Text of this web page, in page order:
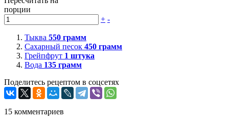
порции
+ -
Тыква 550 грамм
Сахарный песок 450 грамм
Грейпфрут 1 штука
Вода 135 грамм
Поделитесь рецептом в соцсетях
15 комментариев